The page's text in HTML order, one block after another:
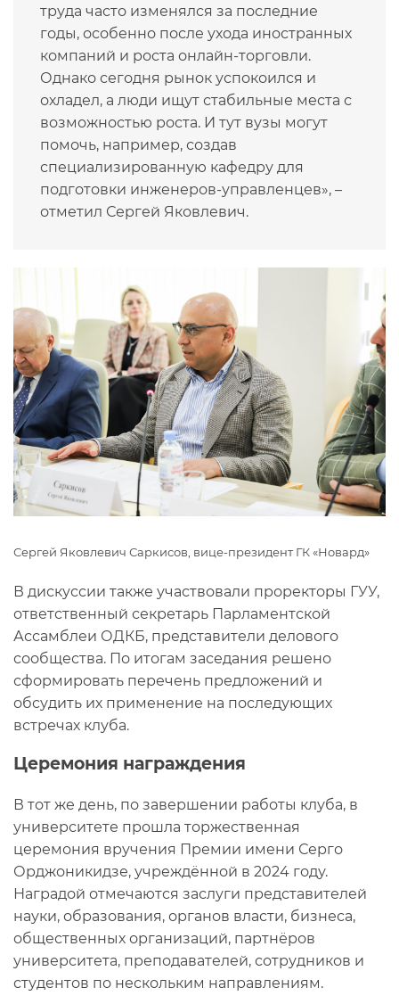
труда часто изменялся за последние
годы, особенно после ухода иностранных
компаний и роста онлайн-торговли.
Однако сегодня рынок успокоился и
охладел, а люди ищут стабильные места с
возможностью роста. И тут вузы могут
помочь, например, создав
специализированную кафедру для
подготовки инженеров‑управленцев», –
отметил Сергей Яковлевич.
Сергей Яковлевич Саркисов, вице-президент ГК «Новард»
В дискуссии также участвовали проректоры ГУУ,
ответственный секретарь Парламентской
Ассамблеи ОДКБ, представители делового
сообщества. По итогам заседания решено
сформировать перечень предложений и
обсудить их применение на последующих
встречах клуба.
Церемония награждения
В тот же день, по завершении работы клуба, в
университете прошла торжественная
церемония вручения Премии имени Серго
Орджоникидзе, учреждённой в 2024 году.
Наградой отмечаются заслуги представителей
науки, образования, органов власти, бизнеса,
общественных организаций, партнёров
университета, преподавателей, сотрудников и
студентов по нескольким направлениям.